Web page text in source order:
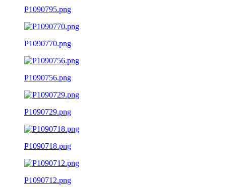
P1090795.png
P1090770.png
P1090756.png
P1090729.png
P1090718.png
P1090712.png